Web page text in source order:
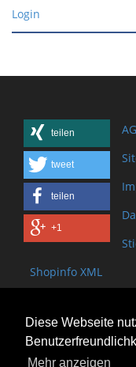
Diese Webseite
Mehr anzeigen
Login
teilen
tweet
teilen
+1
Shopinfo XML
Bischof-Brand
61440 Oberursel